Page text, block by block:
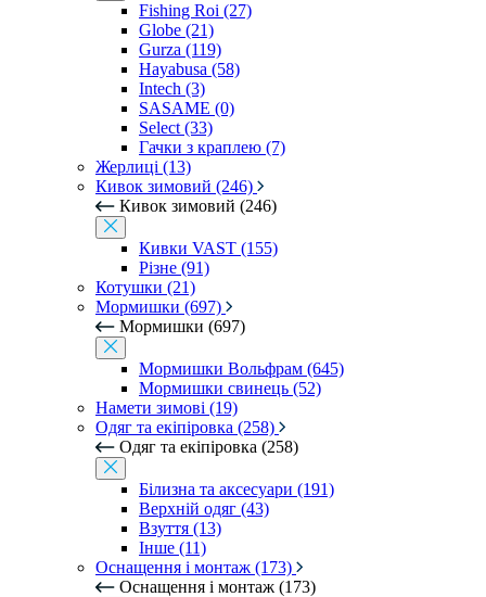
Fishing Roi (27)
Globe (21)
Gurza (119)
Hayabusa (58)
Intech (3)
SASAME (0)
Select (33)
Гачки з краплею (7)
Жерлиці (13)
Кивок зимовий (246)
Кивок зимовий (246)
Кивки VAST (155)
Різне (91)
Котушки (21)
Мормишки (697)
Мормишки (697)
Мормишки Вольфрам (645)
Мормишки свинець (52)
Намети зимові (19)
Одяг та екіпіровка (258)
Одяг та екіпіровка (258)
Білизна та аксесуари (191)
Верхній одяг (43)
Взуття (13)
Інше (11)
Оснащення і монтаж (173)
Оснащення і монтаж (173)